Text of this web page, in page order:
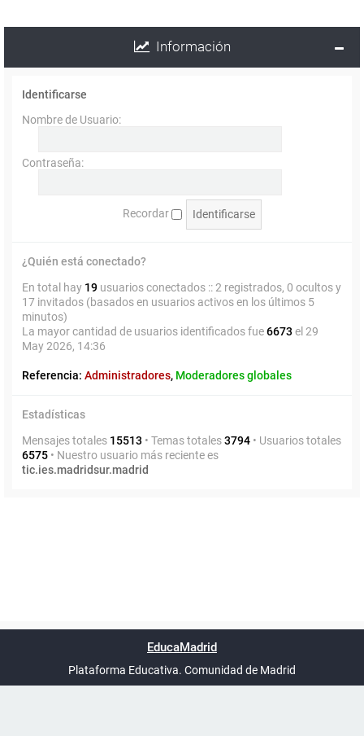
Información
Identificarse
Nombre de Usuario:
Contraseña:
Recordar
¿Quién está conectado?
En total hay 19 usuarios conectados :: 2 registrados, 0 ocultos y
17 invitados (basados en usuarios activos en los últimos 5
minutos)
La mayor cantidad de usuarios identificados fue6673 el 29
May 2026, 14:36
Referencia: Administradores, Moderadores globales
Estadísticas
Mensajes totales 15513 • Temas totales3794 • Usuarios totales
6575 • Nuestro usuario más reciente es
tic.ies.madridsur.madrid
UTC+02:00
phpBB España
EducaMadrid
Plataforma Educativa. Comunidad de Madrid